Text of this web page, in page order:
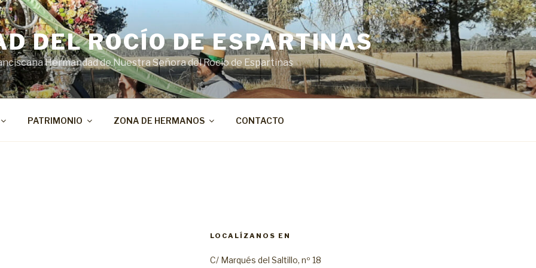
DEL ROCÍO DE ESPARTINAS
Hermandad de Nuestra Señora del Rocío de Espartinas
PATRIMONIO ZONA DE HERMANOS CONTACTO
LOCALÍZANOS EN
C/ Marqués del Saltillo, nº 18